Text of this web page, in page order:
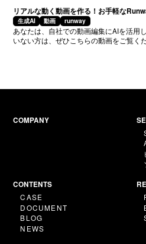
リアルな動く動画を作る！お手軽な
生成AI 動画 runway
あなたは、自社での動画編集にAIを活用
いない方は、ぜひこちらの動画をご覧く
COMPANY
CONTENTS
CASE
C ASE
DOCUMENT
D OCU
BL OG
B LOG
N EWS